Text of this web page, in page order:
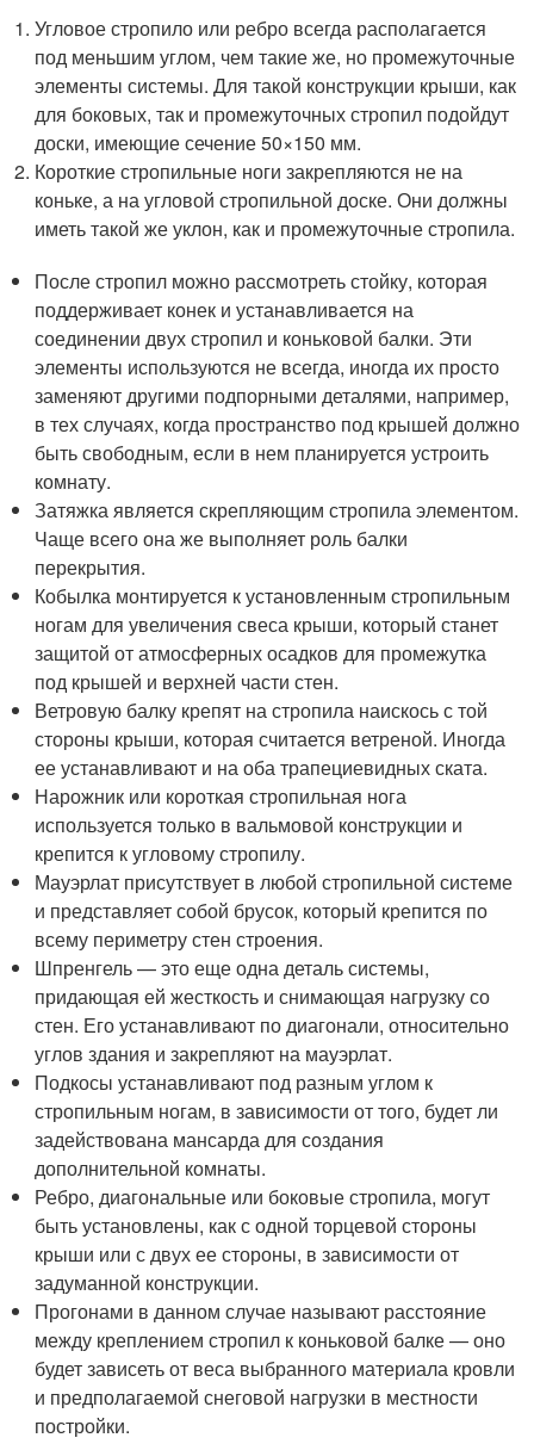
Угловое стропило или ребро всегда располагается
под меньшим углом, чем такие же, но промежуточные
элементы системы. Для такой конструкции крыши, как
для боковых, так и промежуточных стропил подойдут
доски, имеющие сечение 50×150 мм.
Короткие стропильные ноги закрепляются не на
коньке, а на угловой стропильной доске. Они должны
иметь такой же уклон, как и промежуточные стропила.
После стропил можно рассмотреть стойку, которая
поддерживает конек и устанавливается на
соединении двух стропил и коньковой балки. Эти
элементы используются не всегда, иногда их просто
заменяют другими подпорными деталями, например,
в тех случаях, когда пространство под крышей должно
быть свободным, если в нем планируется устроить
комнату.
Затяжка является скрепляющим стропила элементом.
Чаще всего она же выполняет роль балки
перекрытия.
Кобылка монтируется к установленным стропильным
ногам для увеличения свеса крыши, который станет
защитой от атмосферных осадков для промежутка
под крышей и верхней части стен.
Ветровую балку крепят на стропила наискось с той
стороны крыши, которая считается ветреной. Иногда
ее устанавливают и на оба трапециевидных ската.
Нарожник или короткая стропильная нога
используется только в вальмовой конструкции и
крепится к угловому стропилу.
Мауэрлат присутствует в любой стропильной системе
и представляет собой брусок, который крепится по
всему периметру стен строения.
Шпренгель — это еще одна деталь системы,
придающая ей жесткость и снимающая нагрузку со
стен. Его устанавливают по диагонали, относительно
углов здания и закрепляют на мауэрлат.
Подкосы устанавливают под разным углом к
стропильным ногам, в зависимости от того, будет ли
задействована мансарда для создания
дополнительной комнаты.
Ребро, диагональные или боковые стропила, могут
быть установлены, как с одной торцевой стороны
крыши или с двух ее стороны, в зависимости от
задуманной конструкции.
Прогонами в данном случае называют расстояние
между креплением стропил к коньковой балке — оно
будет зависеть от веса выбранного материала кровли
и предполагаемой снеговой нагрузки в местности
постройки.